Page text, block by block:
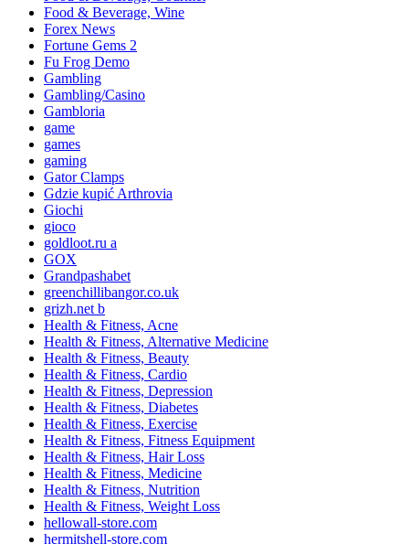
Food & Beverage, Wine
Forex News
Fortune Gems 2
Fu Frog Demo
Gambling
Gambling/Casino
Gambloria
game
games
gaming
Gator Clamps
Gdzie kupić Arthrovia
Giochi
gioco
goldloot.ru a
GOX
Grandpashabet
greenchillibangor.co.uk
grizh.net b
Health & Fitness, Acne
Health & Fitness, Alternative Medicine
Health & Fitness, Beauty
Health & Fitness, Cardio
Health & Fitness, Depression
Health & Fitness, Diabetes
Health & Fitness, Exercise
Health & Fitness, Fitness Equipment
Health & Fitness, Hair Loss
Health & Fitness, Medicine
Health & Fitness, Nutrition
Health & Fitness, Weight Loss
hellowall-store.com
hermitshell-store.com